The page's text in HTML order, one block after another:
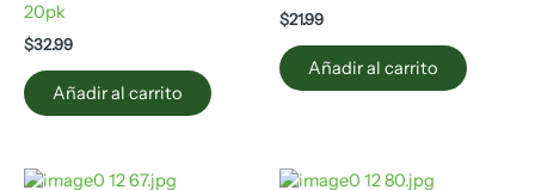
20pk
$32.99
Añadir al carrito
$21.99
Añadir al carrito